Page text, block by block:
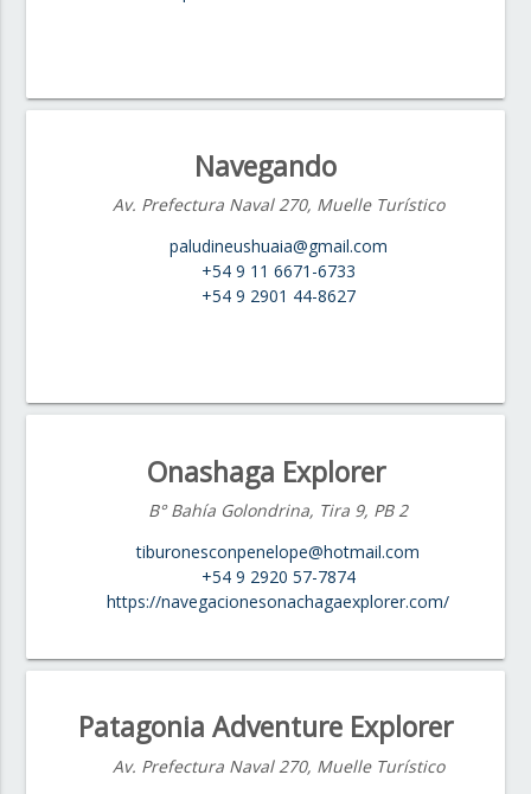
Navegando
Av. Prefectura Naval 270, Muelle Turístico
paludineushuaia@gmail.com
+54 9 11 6671-6733
+54 9 2901 44-8627
Onashaga Explorer
B° Bahía Golondrina, Tira 9, PB 2
tiburonesconpenelope@hotmail.com
+54 9 2920 57-7874
https://navegacionesonachagaexplorer.com/
Patagonia Adventure Explorer
Av. Prefectura Naval 270, Muelle Turístico